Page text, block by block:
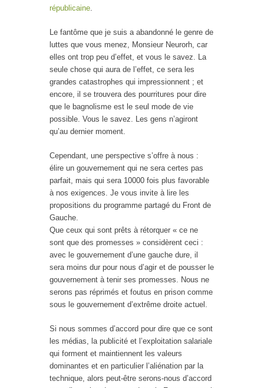
républicaine.
Le fantôme que je suis a abandonné le genre de
luttes que vous menez, Monsieur Neurorh, car
elles ont trop peu d’effet, et vous le savez. La
seule chose qui aura de l’effet, ce sera les
grandes catastrophes qui impressionnent ; et
encore, il se trouvera des pourritures pour dire
que le bagnolisme est le seul mode de vie
possible. Vous le savez. Les gens n’agiront
qu’au dernier moment.
Cependant, une perspective s’offre à nous :
élire un gouvernement qui ne sera certes pas
parfait, mais qui sera 10000 fois plus favorable
à nos exigences. Je vous invite à lire les
propositions du programme partagé du Front de
Gauche.
Que ceux qui sont prêts à rétorquer « ce ne
sont que des promesses » considèrent ceci :
avec le gouvernement d’une gauche dure, il
sera moins dur pour nous d’agir et de pousser le
gouvernement à tenir ses promesses. Nous ne
serons pas réprimés et foutus en prison comme
sous le gouvernement d’extrême droite actuel.
Si nous sommes d’accord pour dire que ce sont
les médias, la publicité et l’exploitation salariale
qui forment et maintiennent les valeurs
dominantes et en particulier l’aliénation par la
technique, alors peut-être serons-nous d’accord